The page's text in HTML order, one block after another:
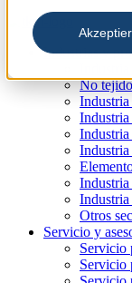
Industrias y
No tejido
Industria
Industria
Industria
Otros
Servicio y
Servicio
Servicio